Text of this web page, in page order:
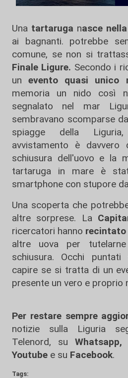
Una tartaruga nasce
ai bagnanti. potrebbe
comune, se non si
Finale Ligure. Secondo i
unevento quasi unico
memoria un nido così
segnalato nel mar
sembravano scomparse
spiagge della
avvistamento è
schiusura dell'uovo e la
tartaruga in mare è
smartphone con stupore
Una scoperta che
altre sorprese. La
ricercatori hanno recintato
altre uova per
schiusura. Occhi
capire se si tratta di un
presente un vero e proprio
Per restare sempre
notizie sulla Liguria
Telenord, su
Whatsapp,
Youtube e su Facebook.
Tags: